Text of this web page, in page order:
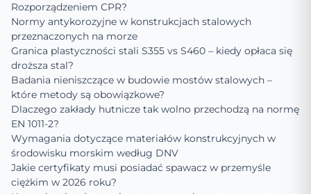
Rozporządzeniem CPR?
Normy antykorozyjne w konstrukcjach stalowych
przeznaczonych na morze
Granica plastyczności stali S355 vs S460 – kiedy opłaca się
droższa stal?
Badania nieniszczące w budowie mostów stalowych –
które metody są obowiązkowe?
Dlaczego zakłady hutnicze tak wolno przechodzą na normę
EN 1011-2?
Wymagania dotyczące materiałów konstrukcyjnych w
środowisku morskim według DNV
Jakie certyfikaty musi posiadać spawacz w przemyśle
ciężkim w 2026 roku?